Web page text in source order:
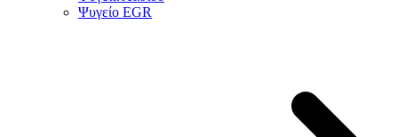
Ψυγείο EGR